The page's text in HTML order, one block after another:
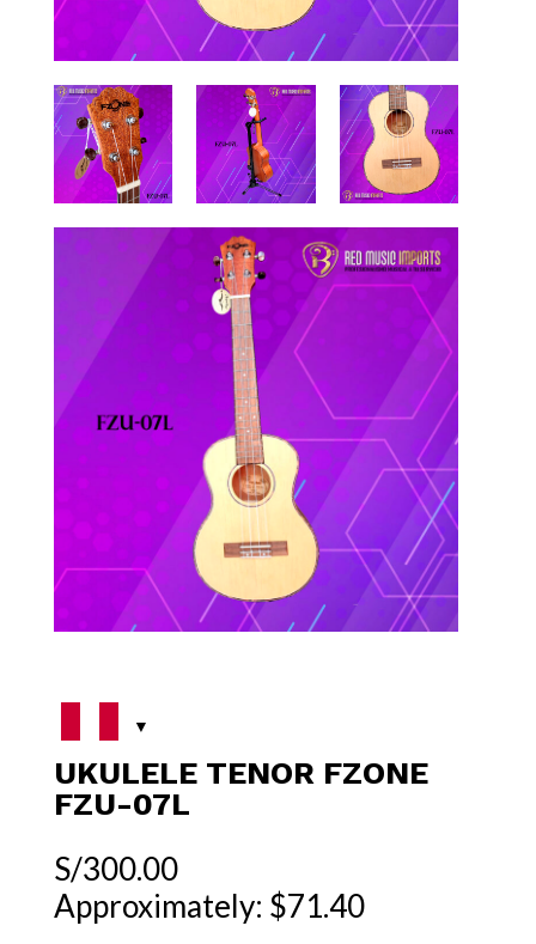
UKULELE TENOR FZONE
FZU-07L
S/300.00
Approximately: $71.40